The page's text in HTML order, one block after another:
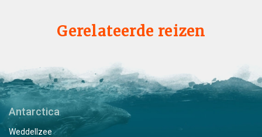
Gerelateerde reizen
Antarctica
Weddellzee